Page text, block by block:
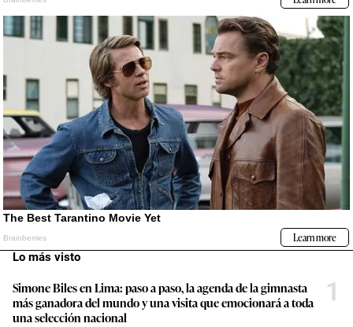
Lo más visto
Simone Biles en Lima: paso a paso, la agenda de la gimnasta
más ganadora del mundo y una visita que emocionará a toda
una selección nacional
1